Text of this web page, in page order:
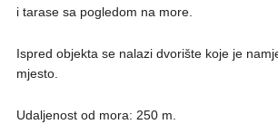
i tarase sa pogledom na more.
Ispred objekta se nalazi dvorište koje je
mjesto.
Udaljenost od mora: 250 m.